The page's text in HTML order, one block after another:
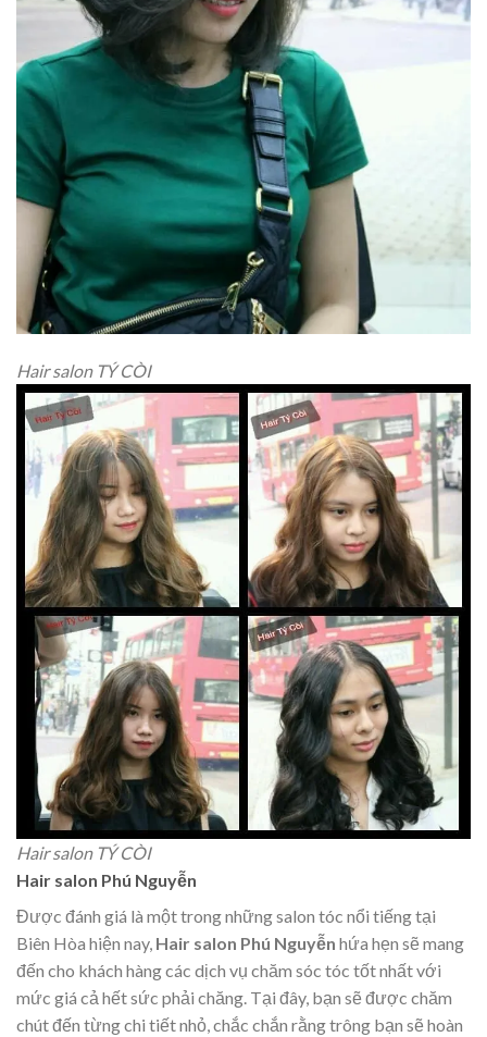
Hair salon TÝ CÒI
Hair salon TÝ CÒI
Hair salon Phú Nguyễn
Được đánh giá là một trong những salon tóc nổi tiếng tại
Biên Hòa hiện nay, Hair salon Phú Nguyễn hứa hẹn sẽ mang
đến cho khách hàng các dịch vụ chăm sóc tóc tốt nhất với
mức giá cả hết sức phải chăng. Tại đây, bạn sẽ được chăm
chút đến từng chi tiết nhỏ, chắc chắn rằng trông bạn sẽ hoàn